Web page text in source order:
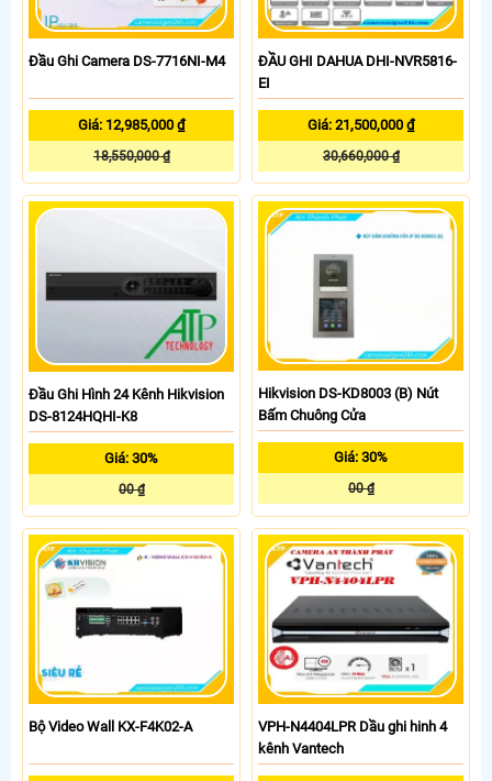
Đầu Ghi Camera DS-7716NI-M4
Giá: 12,985,000 ₫
18,550,000 ₫
ĐẦU GHI DAHUA DHI-NVR5816-
EI
Giá: 21,500,000 ₫
30,660,000 ₫
Đầu Ghi Hình 24 Kênh Hikvision
DS-8124HQHI-K8
Giá: 30%
00 ₫
Hikvision DS-KD8003 (B) Nút
Bấm Chuông Cửa
Giá: 30%
00 ₫
Bộ Video Wall KX-F4K02-A
VPH-N4404LPR Dầu ghi hinh 4
kênh Vantech